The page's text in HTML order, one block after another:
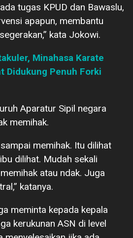
tugas KPUD dan Bawaslu,
apapun, membantu
kata Jokowi.
Minahasa Karate
Didukung Penuh Forki
Aparatur Sipil negara
memihak.
memihak. Itu dilihat
dilihat. Mudah sekali
atau ndak. Juga
katanya.
meminta kepada kepala
kerukunan ASN di level